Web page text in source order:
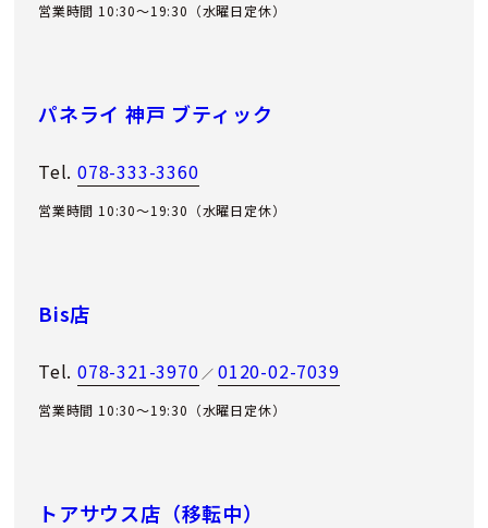
営業時間 10:30～19:30（水曜日定休）
パネライ 神戸 ブティック
Tel. 078-333-3360
営業時間 10:30～19:30（水曜日定休）
Bis店
Tel. 078-321-3970 ／0120-02-7039
営業時間 10:30～19:30（水曜日定休）
トアサウス店（移転中）